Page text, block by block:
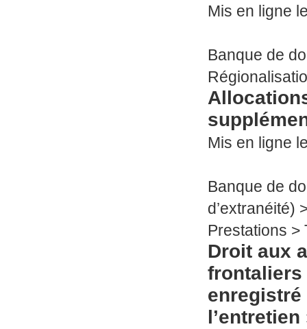
Mis en ligne
Banque de
Mis en ligne
Banque de
d’extranéité)
Prestations >
Droit aux
frontaliers
enregistré